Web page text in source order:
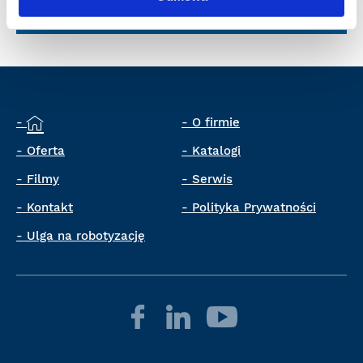
O firmie
Oferta
Katalogi
Filmy
Serwis
Kontakt
Polityka Prywatności
Ulga na robotyzację